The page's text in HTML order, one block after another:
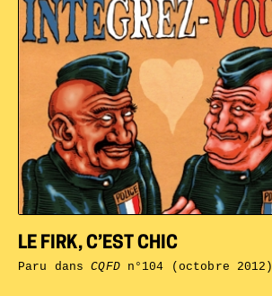
LE FIRK, C’EST CHIC
Paru dansCQFDn°104 (octobre 2012)